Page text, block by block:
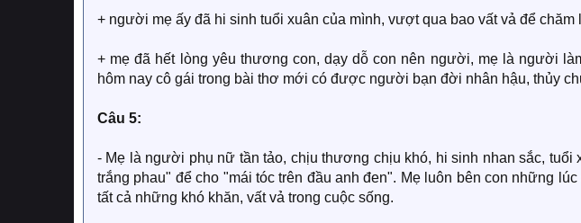
+ người mẹ ấy đã hi sinh tuổi xuân của mình, vượt qua bao vất vả để chăm
+ mẹ đã hết lòng yêu thương con, dạy dỗ con nên người, mẹ là người
hôm nay cô gái trong bài thơ mới có được người bạn đời nhân hậu, thủy
Câu 5:
- Mẹ là người phụ nữ tần tảo, chịu thương chịu khó, hi sinh nhan sắc, tuổi
trắng phau" để cho "mái tóc trên đầu anh đen". Mẹ luôn bên con những
tất cả những khó khăn, vất vả trong cuộc sống.